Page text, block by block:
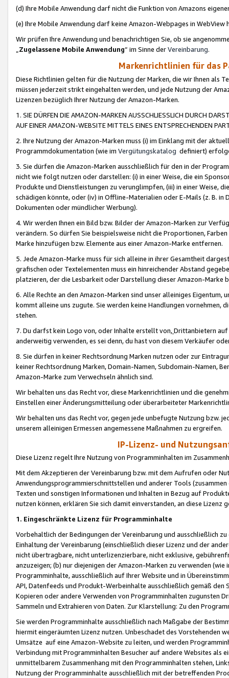
(d) Ihre Mobile Anwendung darf nicht die Funktion von Amazons
(e) Ihre Mobile Anwendung darf keine Amazon-Webpages in WebView
Wir prüfen Ihre Anwendung und benachrichtigen Sie, ob sie
„Zugelassene Mobile Anwendung“ im Sinne derVereinbarung.
Markenrichtlinien für das
Diese Richtlinien gelten für die Nutzung der Marken, die wir Ihnen als
müssen jederzeit strikt eingehalten werden, und jede Nutzung der
Lizenzen bezüglich Ihrer Nutzung der Amazon-Marken.
1. SIE DÜRFEN DIE AMAZON-MARKEN AUSSCHLIESSLICH DURCH
AUF EINER AMAZON-WEBSITE MITTELS EINES ENTSPRECHENDEN
2. Ihre Nutzung der Amazon-Marken muss (i) im Einklang mit der
Programmdokumentation (wie im Vergütungskatalog definiert)
3. Sie dürfen die Amazon-Marken ausschließlich für den in der
nicht wie folgt nutzen oder darstellen: (i) in einer Weise, die ein
Produkte und Dienstleistungen zu verunglimpfen, (iii) in einer Weise,
schädigen könnte, oder (iv) in Offline-Materialien oder E-Mails (z. B. in
Dokumenten oder mündlicher Werbung).
4. Wir werden Ihnen ein Bild bzw. Bilder der Amazon-Marken zur
verändern. So dürfen Sie beispielsweise nicht die Proportionen,
Marke hinzufügen bzw. Elemente aus einer Amazon-Marke entfernen.
5. Jede Amazon-Marke muss für sich alleine in ihrer Gesamtheit
grafischen oder Textelementen muss ein hinreichender Abstand
platzieren, der die Lesbarkeit oder Darstellung dieser Amazon-Marke
6. Alle Rechte an den Amazon-Marken sind unser alleiniges
kommt alleine uns zugute. Sie werden keine Handlungen vornehmen,
stehen.
7. Du darfst kein Logo von, oder Inhalte erstellt von,Drittanbietern auf
anderweitig verwenden, es sei denn, du hast von diesem Verkäufer
8. Sie dürfen in keiner Rechtsordnung Marken nutzen oder zur
keiner Rechtsordnung Marken, Domain-Namen, Subdomain-Namen,
Amazon-Marke zum Verwechseln ähnlich sind.
Wir behalten uns das Recht vor, diese Markenrichtlinien und die
Einstellen einer Änderungsmitteilung oder überarbeiteter
Wir behalten uns das Recht vor, gegen jede unbefugte Nutzung bzw.
unserem alleinigen Ermessen angemessene Maßnahmen zu ergreifen.
IP-Lizenz- und
Diese Lizenz regelt Ihre Nutzung von Programminhalten im
Mit dem Akzeptieren der Vereinbarung bzw. mit dem Aufrufen oder
Anwendungsprogrammierschnittstellen und anderer Tools (zusammen
Texten und sonstigen Informationen und Inhalten in Bezug auf
nutzen können, erklären Sie sich damit einverstanden, an diese Lizenz
1. Eingeschränkte Lizenz für Programminhalte
Vorbehaltlich der Bedingungen der Vereinbarung und ausschließlich
Einhaltung der Vereinbarung (einschließlich dieser Lizenz und der
nicht übertragbare, nicht unterlizenzierbare, nicht exklusive,
anzuzeigen; (b) nur diejenigen der Amazon-Marken zu verwenden
Programminhalte, ausschließlich auf Ihrer Website und in
API, Datenfeeds und Produkt-Werbeinhalte ausschließlich gemäß
Kopieren oder andere Verwenden von Programminhalten zugunsten
Sammeln und Extrahieren von Daten. Zur Klarstellung: Zu den
Sie werden Programminhalte ausschließlich nach Maßgabe der
hiermit eingeräumten Lizenz nutzen. Unbeschadet des Vorstehenden
Umsätze auf eine Amazon-Website zu leiten, und werden
Verbindung mit Programminhalten Besucher auf andere Websites als
unmittelbarem Zusammenhang mit den Programminhalten stehen,
Nutzung der Programminhalte ausschließlich mit der betreffenden